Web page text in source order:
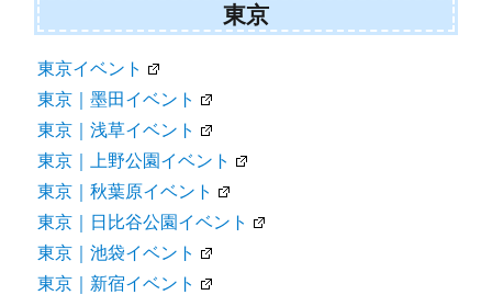
東京
東京イベント
東京｜墨田イベント
東京｜浅草イベント
東京｜上野公園イベント
東京｜秋葉原イベント
東京｜日比谷公園イベント
東京｜池袋イベント
東京｜新宿イベント